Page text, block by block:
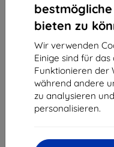
bieten zu
Wir verwenden
Einige sind für
Funktionieren der
während andere
zu analysieren
personalisieren.
Shield-Sk s.r.o.